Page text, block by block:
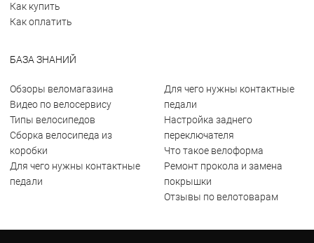
Как купить
Как оплатить
БАЗА ЗНАНИЙ
Обзоры веломагазина
Видео по велосервису
Типы велосипедов
Сборка велосипеда из
коробки
Для чего нужны контактные
педали
Для чего нужны контактные
педали
Настройка заднего
переключателя
Что такое велоформа
Ремонт прокола и замена
покрышки
Отзывы по велотоварам